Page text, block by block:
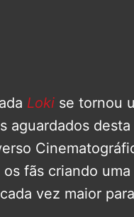
Loki se tornou
aguardados desta
fãs criando uma
vez maior